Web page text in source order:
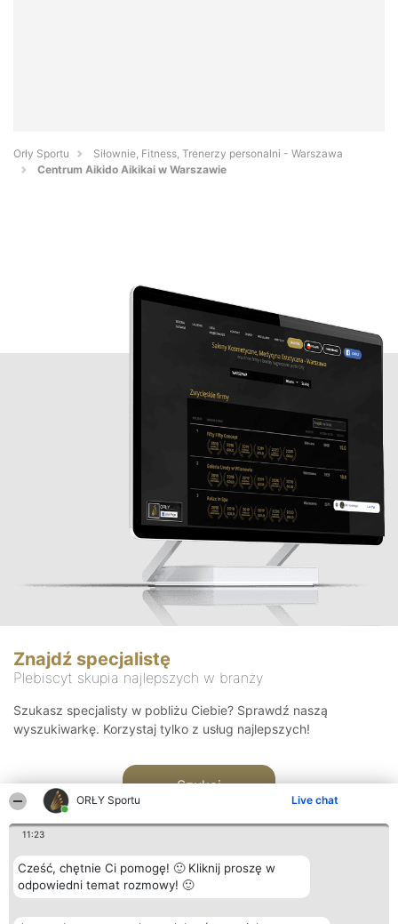
ORŁY Sportu Live chat
11:23
Cześć, chętnie Ci pomogę! 🙂 Kliknij proszę w
odpowiedni temat rozmowy! 🙂
Orły Sportu
Siłownie, Fitness, Trenerzy personalni - Warszawa
Centrum Aikido Aikikai w Warszawie
Znajdź specjalistę
Plebiscyt skupia najlepszych w branży
Szukasz specjalisty w pobliżu Ciebie? Sprawdź naszą
wyszukiwarkę. Korzystaj tylko z usług najlepszych!
Szukaj
Organizator plebiscytu Plebiscyt Kontakt